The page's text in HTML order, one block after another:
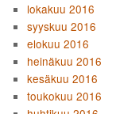
lokakuu 2016
syyskuu 2016
elokuu 2016
heinäkuu 2016
kesäkuu 2016
toukokuu 2016